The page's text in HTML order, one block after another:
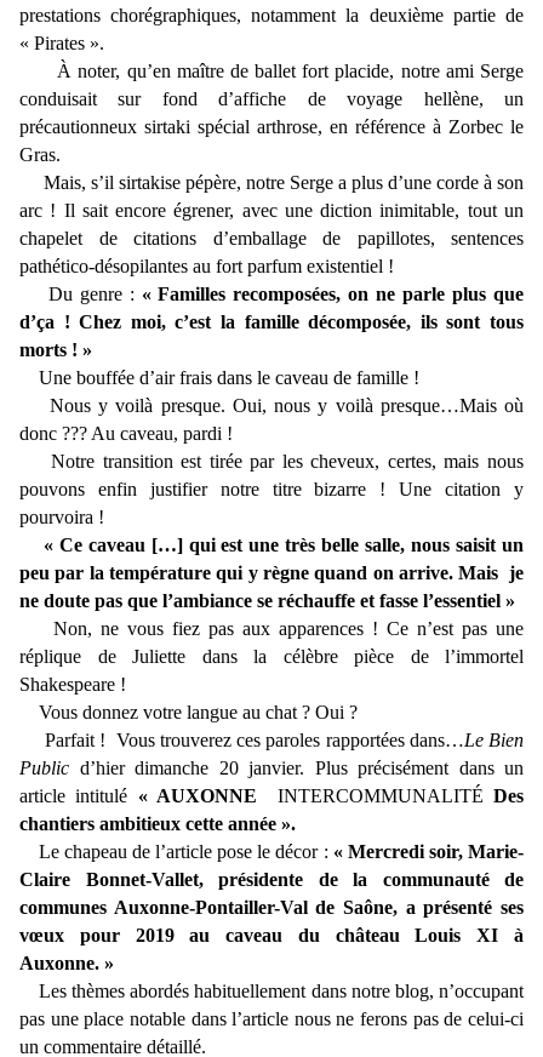
prestations chorégraphiques, notamment la deuxième partie de
« Pirates ».
À noter, qu’en maître de ballet fort placide, notre ami Serge
conduisait sur fond d’affiche de voyage hellène, un
précautionneux sirtaki spécial arthrose, en référence à Zorbec le
Gras.
Mais, s’il sirtakise pépère, notre Serge a plus d’une corde à son
arc ! Il sait encore égrener, avec une diction inimitable, tout un
chapelet de citations d’emballage de papillotes, sentences
pathético-désopilantes au fort parfum existentiel !
Du genre : « Familles recomposées, on ne parle plus que
d’ça ! Chez moi, c’est la famille décomposée, ils sont tous
morts ! »
Une bouffée d’air frais dans le caveau de famille !
Nous y voilà presque. Oui, nous y voilà presque…Mais où
donc ??? Au caveau, pardi !
Notre transition est tirée par les cheveux, certes, mais nous
pouvons enfin justifier notre titre bizarre ! Une citation y
pourvoira !
« Ce caveau […] qui est une très belle salle, nous saisit un
peu par la température qui y règne quand on arrive. Mais je
ne doute pas que l’ambiance se réchauffe et fasse l’essentiel »
Non, ne vous fiez pas aux apparences ! Ce n’est pas une
réplique de Juliette dans la célèbre pièce de l’immortel
Shakespeare !
Vous donnez votre langue au chat ? Oui ?
Parfait ! Vous trouverez ces paroles rapportées dans…Le Bien
Public d’hier dimanche 20 janvier. Plus précisément dans un
article intitulé « AUXONNE INTERCOMMUNALITÉDes
chantiers ambitieux cette année ».
Le chapeau de l’article pose le décor : « Mercredi soir, Marie-
Claire Bonnet-Vallet, présidente de la communauté de
communes Auxonne-Pontailler-Val de Saône, a présenté ses
vœux pour 2019 au caveau du château Louis XI à
Auxonne. »
Les thèmes abordés habituellement dans notre blog, n’occupant
pas une place notable dans l’article nous ne ferons pas de celui-ci
un commentaire détaillé.